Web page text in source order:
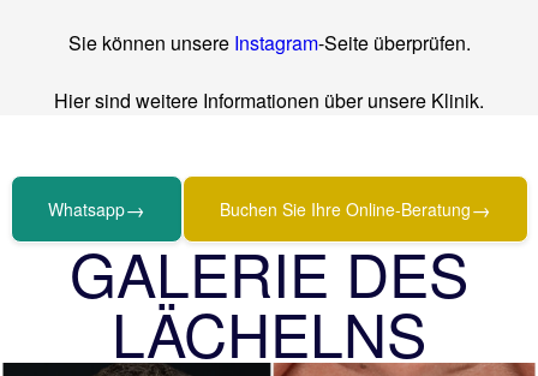
Sie können unsere Instagram-Seite überprüfen.
Hier sind weitere Informationen über unsere Klinik.
Whatsapp→ Buchen Sie Ihre Online-Beratung→
GALERIE DES
LÄCHELNS